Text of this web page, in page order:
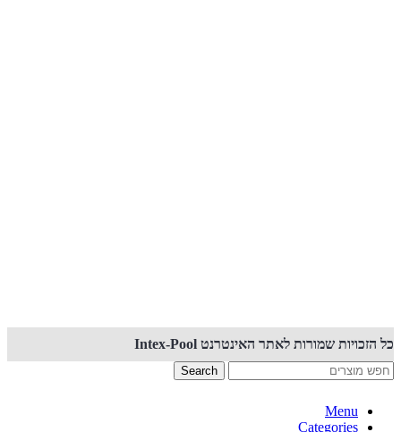
כל הזכויות שמורות לאתר האינטרנט Intex-Pool
Search
Menu
Categories